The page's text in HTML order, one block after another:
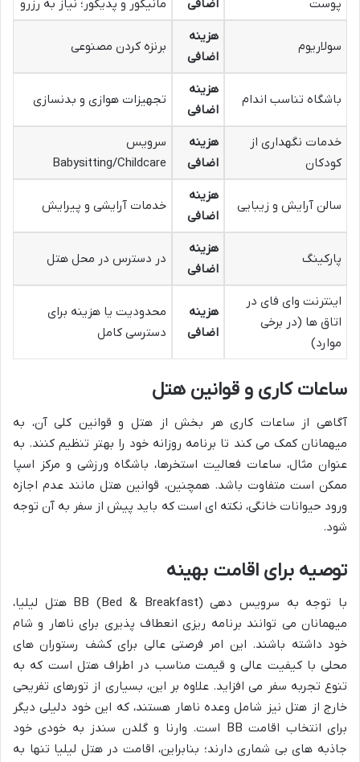
پوست
اضافی
مانیکور و پدیکور؛ نیاز به رزرو
سولاریوم
هزینه
اضافی
برنزه کردن مصنوعی
باشگاه تناسب اندام
هزینه
اضافی
تجهیزات هوازی و بدنسازی
خدمات نگهداری از
کودکان
هزینه
اضافی
سرویس
Babysitting/Childcare
سالن آرایش و زیبایی
هزینه
اضافی
خدمات آرایشی و پیرایش
پارکینگ
هزینه
اضافی
در دسترس در محل هتل
اینترنت وای فای در
اتاق ها (در برخی
موارد)
هزینه
اضافی
محدودیت یا هزینه برای
دسترسی کامل
ساعات کاری و قوانین هتل
آگاهی از ساعات کاری هر بخش از هتل و قوانین کلی آن، به
میهمانان کمک می کند تا برنامه روزانه خود را بهتر تنظیم کنند. به
عنوان مثال، ساعات فعالیت استخرها، باشگاه ورزشی و مرکز اسپا
ممکن است متفاوت باشد. همچنین، قوانین هتل مانند عدم اجازه
ورود حیوانات خانگی، نکته ای است که باید پیش از سفر به آن توجه
شود.
توصیه برای اقامت بهینه
با توجه به سرویس دهی BB (Bed & Breakfast) هتل لیلیا،
میهمانان می توانند برنامه ریزی انعطاف پذیری برای ناهار و شام
خود داشته باشند. این امر فرصتی عالی برای کشف رستوران های
محلی با کیفیت عالی و قیمت مناسب در اطراف هتل است که به
تنوع تجربه سفر می افزاید. علاوه بر این، بسیاری از تورهای تفریحی
خارج از هتل نیز شامل وعده ناهار هستند، که این خود دلیلی دیگر
برای انتخاب اقامت BB است. وارنا و گلدن سندز به خودی خود
جاذبه های بی شماری دارند؛ بنابراین، اقامت در هتل لیلیا تنها به